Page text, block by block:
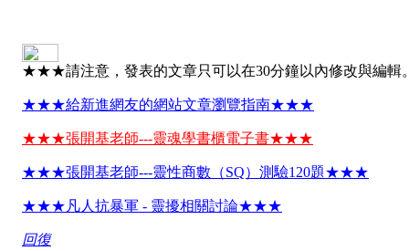
★★★請注意，發表的文章只可以在30分鐘以內修改與編
★★★給新進網友的網站文章瀏覽指南★★★
★★★張開基老師---靈魂學書櫃電子書★★★
★★★張開基老師---靈性商數（SQ）測驗120題★★★
★★★凡人抗暴軍 - 靈擾相關討論★★★
回復